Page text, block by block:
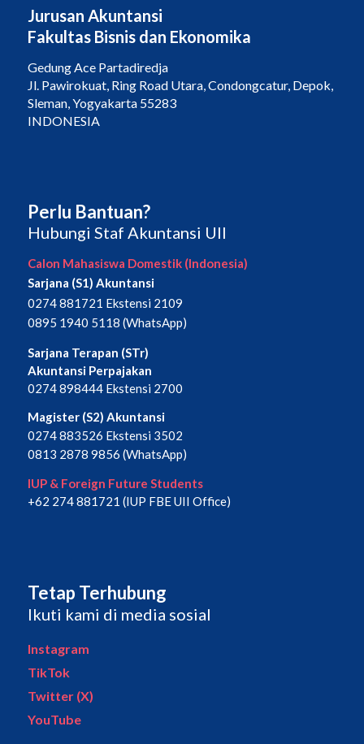
Jurusan Akuntansi
Fakultas Bisnis dan Ekonomika
Gedung Ace Partadiredja
Jl. Pawirokuat, Ring Road Utara, Condongcatur, Depok,
Sleman, Yogyakarta 55283
INDONESIA
Perlu Bantuan?
Hubungi Staf Akuntansi UII
Calon Mahasiswa Domestik (Indonesia)
Sarjana (S1) Akuntansi
0274 881721 Ekstensi 2109
0895 1940 5118 (WhatsApp)
Sarjana Terapan (STr)
Akuntansi Perpajakan
0274 898444 Ekstensi 2700
Magister (S2) Akuntansi
0274 883526 Ekstensi 3502
0813 2878 9856 (WhatsApp)
IUP & Foreign Future Students
+62 274 881721 (IUP FBE UII Office)
Tetap Terhubung
Ikuti kami di media sosial
Instagram
TikTok
Twitter (X)
YouTube